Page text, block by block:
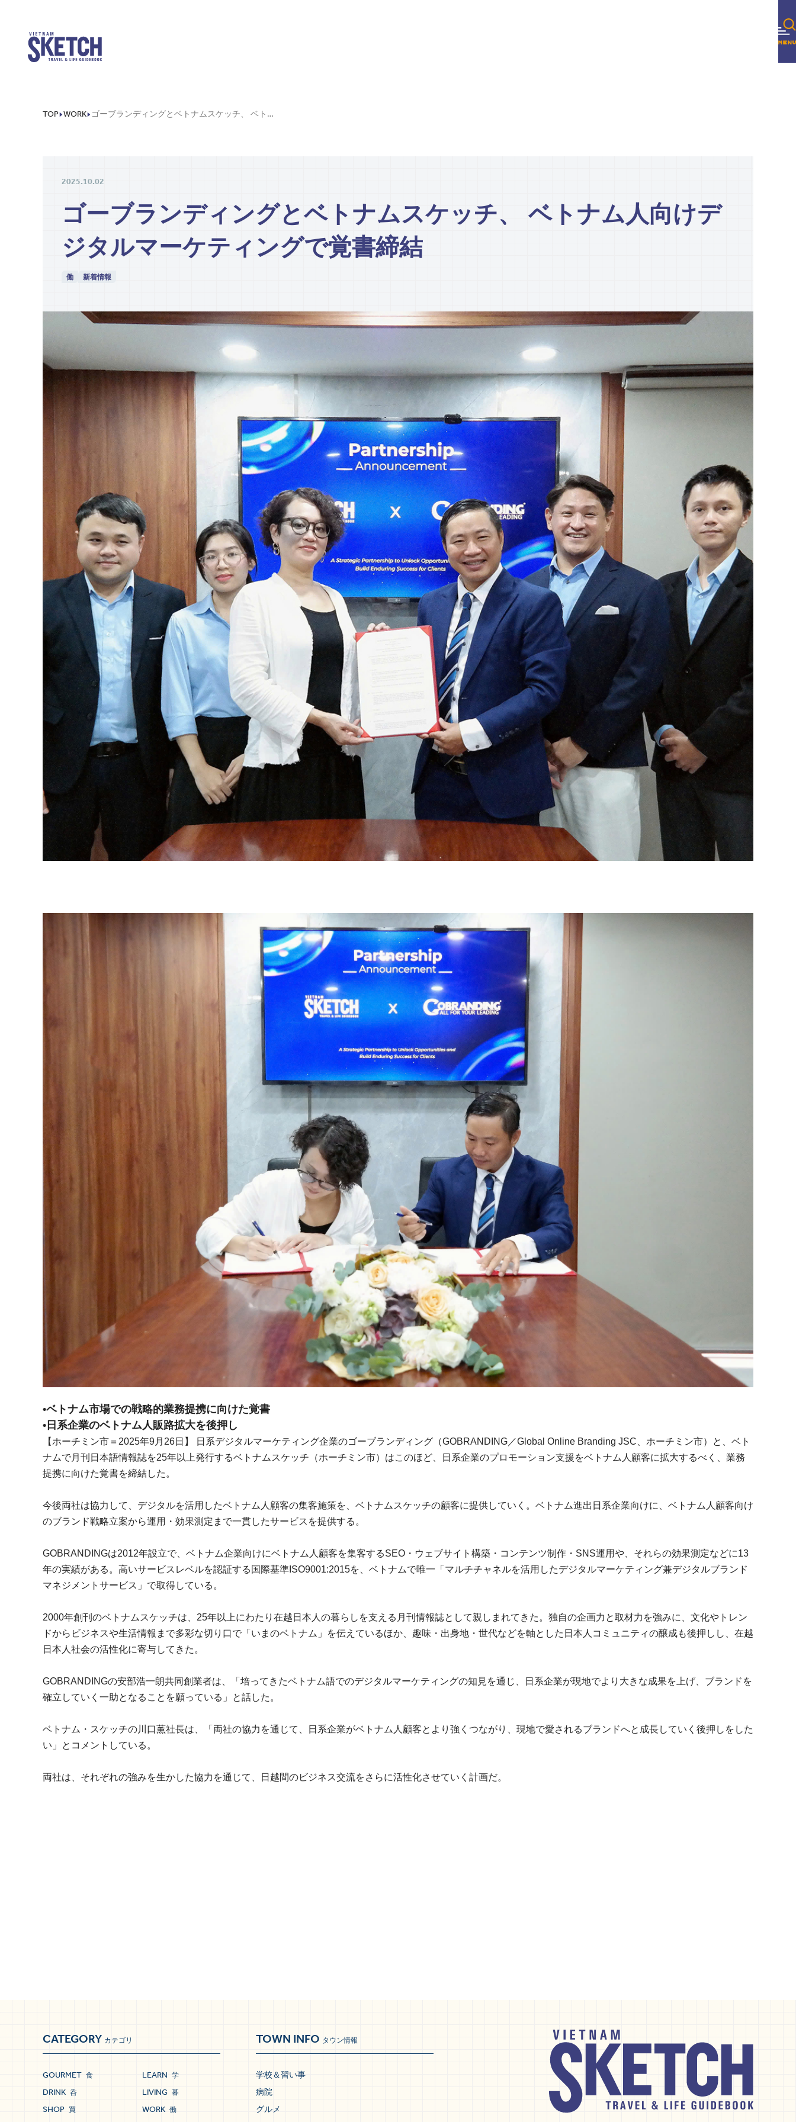
TOP WORK ゴーブランディングとベトナムスケッチ、 ベトナム人向けデジタルマーケティングで覚書締結
2025.10.02
ゴーブランディングとベトナムスケッチ、 ベトナム人向けデ
ジタルマーケティングで覚書締結
働 新着情報
•ベトナム市場での戦略的業務提携に向けた覚書
•日系企業のベトナム人販路拡大を後押し
【ホーチミン市＝2025年9月26日】 日系デジタルマーケティング企業のゴーブランディング（GOBRANDING／Global Online Branding JSC、ホーチミン市）と、ベト
ナムで月刊日本語情報誌を25年以上発行するベトナムスケッチ（ホーチミン市）はこのほど、日系企業のプロモーション支援をベトナム人顧客に拡大するべく、業務
提携に向けた覚書を締結した。
今後両社は協力して、デジタルを活用したベトナム人顧客の集客施策を、ベトナムスケッチの顧客に提供していく。ベトナム進出日系企業向けに、ベトナム人顧客向け
のブランド戦略立案から運用・効果測定まで一貫したサービスを提供する。
GOBRANDINGは2012年設立で、ベトナム企業向けにベトナム人顧客を集客するSEO・ウェブサイト構築・コンテンツ制作・SNS運用や、それらの効果測定などに13
年の実績がある。高いサービスレベルを認証する国際基準ISO9001:2015を、ベトナムで唯一「マルチチャネルを活用したデジタルマーケティング兼デジタルブランド
マネジメントサービス」で取得している。
2000年創刊のベトナムスケッチは、25年以上にわたり在越日本人の暮らしを支える月刊情報誌として親しまれてきた。独自の企画力と取材力を強みに、文化やトレン
ドからビジネスや生活情報まで多彩な切り口で「いまのベトナム」を伝えているほか、趣味・出身地・世代などを軸とした日本人コミュニティの醸成も後押しし、在越
日本人社会の活性化に寄与してきた。
GOBRANDINGの安部浩一朗共同創業者は、「培ってきたベトナム語でのデジタルマーケティングの知見を通じ、日系企業が現地でより大きな成果を上げ、ブランドを
確立していく一助となることを願っている」と話した。
ベトナム・スケッチの川口薫社長は、「両社の協力を通じて、日系企業がベトナム人顧客とより強くつながり、現地で愛されるブランドへと成長していく後押しをした
い」とコメントしている。
両社は、それぞれの強みを生かした協力を通じて、日越間のビジネス交流をさらに活性化させていく計画だ。
CATEGORY カテゴリ
GOURMET 食
DRINK 呑
SHOP 買
LEARN 学
LIVING 暮
WORK 働
TOWN INFO タウン情報
学校＆習い事
病院
グルメ